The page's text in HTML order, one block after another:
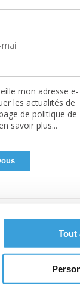
Tout
mon adresse e-
les actualités de
de politique de
savoir plus...